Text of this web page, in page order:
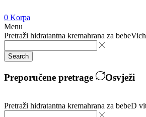
0 Korpa
Menu
Pretraži hidratantna kremahrana za bebe
Search
Preporučene pretrage Osvježi
Pretraži hidratantna kremahrana za bebeD